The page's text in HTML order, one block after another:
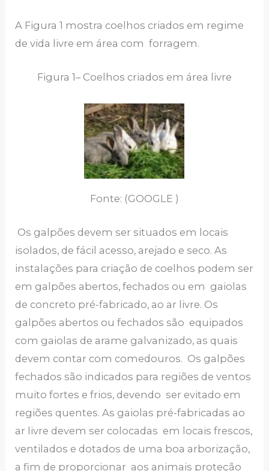
A Figura 1 mostra coelhos criados em regime
de vida livre em área com forragem.
Figura 1– Coelhos criados em área livre
Fonte: (GOOGLE )
Os galpões devem ser situados em locais
isolados, de fácil acesso, arejado e seco. As
instalações para criação de coelhos podem ser
em galpões abertos, fechados ou em gaiolas
de concreto pré-fabricado, ao ar livre. Os
galpões abertos ou fechados são equipados
com gaiolas de arame galvanizado, as quais
devem contar com comedouros. Os galpões
fechados são indicados para regiões de ventos
muito fortes e frios, devendo ser evitado em
regiões quentes. As gaiolas pré-fabricadas ao
ar livre devem ser colocadas em locais frescos,
ventilados e dotados de uma boa arborização,
a fim de proporcionar aos animais proteção